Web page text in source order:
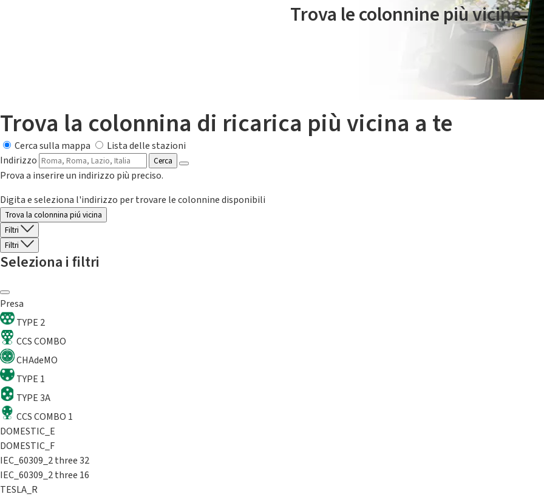
Trova le colonnine più vicine.
Trova la colonnina di ricarica più vicina a te
Cerca sulla mappa
Lista delle stazioni
Indirizzo
Cerca
Prova a inserire un indirizzo più preciso.
Digita e seleziona l'indirizzo per trovare le colonnine disponibili
Trova la colonnina piú vicina
Filtri
Filtri
Seleziona i filtri
Presa
TYPE 2
CCS COMBO
CHAdeMO
TYPE 1
TYPE 3A
CCS COMBO 1
DOMESTIC_E
DOMESTIC_F
IEC_60309_2 three 32
IEC_60309_2 three 16
TESLA_R